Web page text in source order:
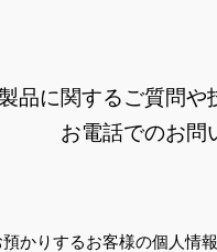
品に関するご質問や
お電話でのお問
預かりするお客様の個人情